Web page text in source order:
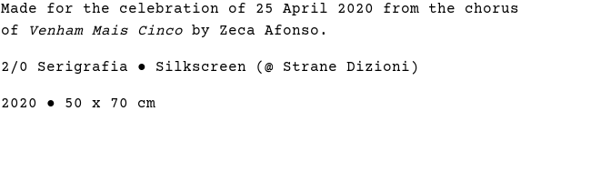
Made for the celebration of 25 April 2020 from the chorus
of
Venham Mais Cinco by Zeca Afonso.
2/0 Serigrafia ● Silkscreen (@ Strane Dizioni)
2020 ● 50 x 70 cm